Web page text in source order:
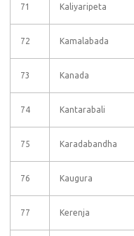
71 Kaliyaripeta
72 Kamalabada
73 Kanada
74 Kantarabali
75 Karadabandha
76 Kaugura
77 Kerenja